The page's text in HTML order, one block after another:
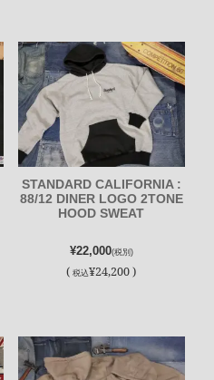
STANDARD CALIFORNIA :
88/12 DINER LOGO 2TONE
HOOD SWEAT
¥22,000(税別)
(税込¥24,200 )